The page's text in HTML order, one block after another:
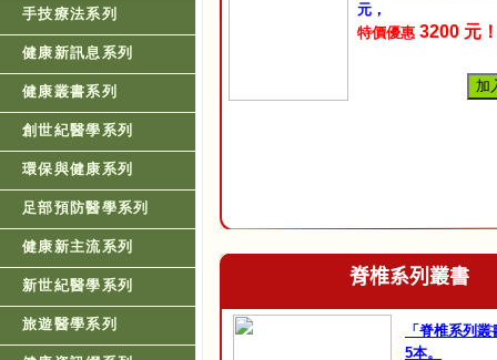
手技療法系列
健康新訊息系列
健康叢書系列
創世紀醫學系列
環保與健康系列
足部預防醫學系列
健康新主流系列
新世紀醫學系列
旅遊醫學系列
元，
特價優惠 3200 元
加
脊椎系列叢書
「脊椎系列
5本。